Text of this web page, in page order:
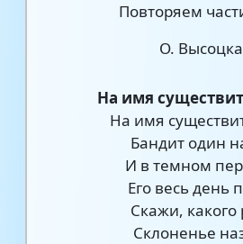
Повторяем
О.
На имя
На имя
Бандит один
И в темном
Его весь день
Скажи, какого
Склоненье